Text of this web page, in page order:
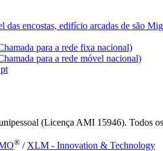
das encostas, edifício arcadas de são
para a rede fixa nacional)
para a rede móvel nacional)
(Licença AMI 15946). Todos
® / XLM - Innovation & Technology